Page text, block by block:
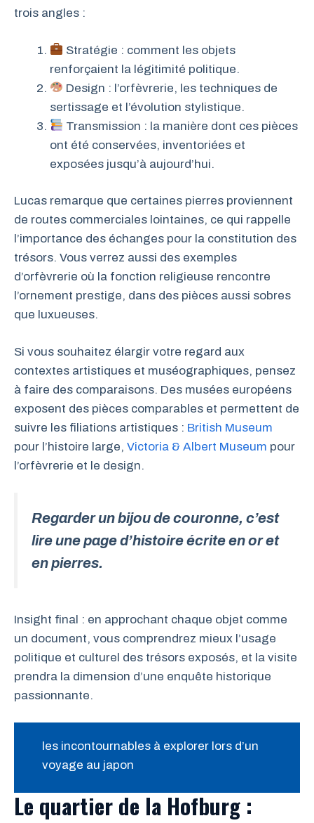
trois angles :
Stratégie : comment les objets
renforçaient la légitimité politique.
Design : l’orfèvrerie, les techniques de
sertissage et l’évolution stylistique.
Transmission : la manière dont ces pièces
ont été conservées, inventoriées et
exposées jusqu’à aujourd’hui.
Lucas remarque que certaines pierres proviennent
de routes commerciales lointaines, ce qui rappelle
l’importance des échanges pour la constitution des
trésors. Vous verrez aussi des exemples
d’orfèvrerie où la fonction religieuse rencontre
l’ornement prestige, dans des pièces aussi sobres
que luxueuses.
Si vous souhaitez élargir votre regard aux
contextes artistiques et muséographiques, pensez
à faire des comparaisons. Des musées européens
exposent des pièces comparables et permettent de
suivre les filiations artistiques : British Museum
pour l’histoire large, Victoria & Albert Museum pour
l’orfèvrerie et le design.
Regarder un bijou de couronne, c’est
lire une page d’histoire écrite en or et
en pierres.
Insight final : en approchant chaque objet comme
un document, vous comprendrez mieux l’usage
politique et culturel des trésors exposés, et la visite
prendra la dimension d’une enquête historique
passionnante.
les incontournables à explorer lors d’un
voyage au japon
Le quartier de la Hofburg :